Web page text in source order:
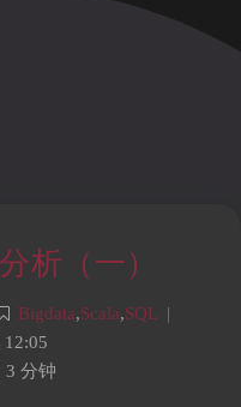
析（一）
Bigdata,Scala,SQL |
12:05
3 分钟